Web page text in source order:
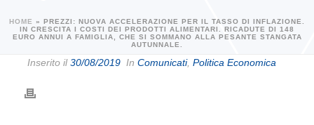
HOME » PREZZI: NUOVA ACCELERAZIONE PER IL TASSO DI INFLAZIONE.
IN CRESCITA I COSTI DEI PRODOTTI ALIMENTARI. RICADUTE DI 148
EURO ANNUI A FAMIGLIA, CHE SI SOMMANO ALLA PESANTE STANGATA
AUTUNNALE.
Inserito il30/08/2019 In Comunicati, Politica Economica